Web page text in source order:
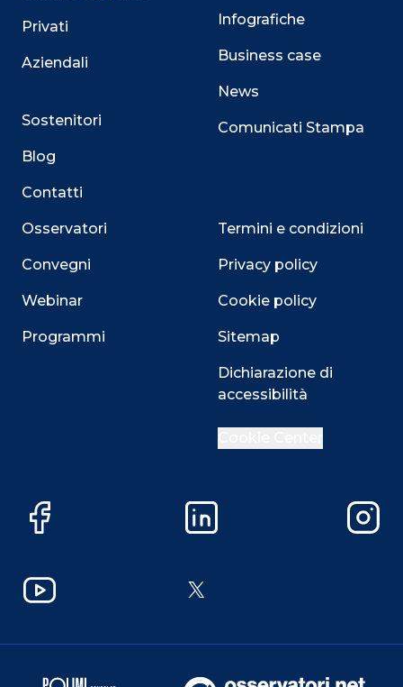
Privati
Aziendali
Sostenitori
Blog
Contatti
Osservatori
Convegni
Webinar
Programmi
Infografiche
Business case
News
Comunicati Stampa
Termini e condizioni
Privacy policy
Cookie policy
Sitemap
Dichiarazione di
accessibilità
Facebook LinkedIn
YouTube X